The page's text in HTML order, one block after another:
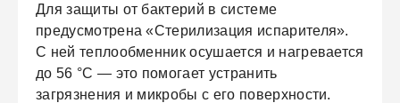
Для защиты от бактерий в системе
предусмотрена «Стерилизация испарителя».
С ней теплообменник осушается и нагревается
до 56 °C — это помогает устранить
загрязнения и микробы с его поверхности.